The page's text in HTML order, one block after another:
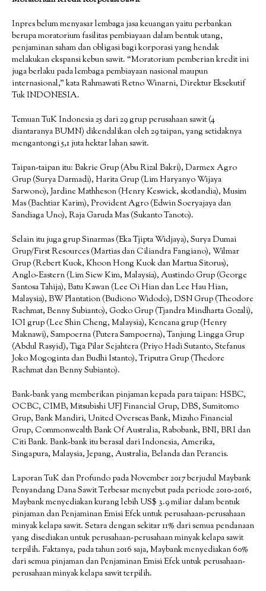
Inpres belum menyasar lembaga jasa keuangan yaitu perbankan
berupa moratorium fasilitas pembiayaan dalam bentuk utang,
penjaminan saham dan obligasi bagi korporasi yang hendak
melakukan ekspansi kebun sawit. “Moratorium pemberian kredit ini
juga berlaku pada lembaga pembiayaan nasional maupun
internasional,” kata Rahmawati Retno Winarni, Direktur Eksekutif
Tuk INDONESIA.
Temuan TuK Indonesia 25 dari 29 grup perusahaan sawit (4
diantaranya BUMN) dikendalikan oleh 29 taipan, yang setidaknya
mengantongi 5,1 juta hektar lahan sawit.
Taipan-taipan itu: Bakrie Grup (Abu Rizal Bakri), Darmex Agro
Grup (Surya Darmadi), Harita Grup (Lim Haryanyo Wijaya
Sarwono), Jardine Mathheson (Henry Keswick, skotlandia), Musim
Mas (Bachtiar Karim), Provident Agro (Edwin Soeryajaya dan
Sandiaga Uno), Raja Garuda Mas (Sukanto Tanoto).
Selain itu juga grup Sinarmas (Eka Tjipta Widjaya), Surya Dumai
Grup/First Resources (Martias dan Ciliandra Fangiano), Wilmar
Grup (Rebert Kuok, Khoon Hong Kuok dan Martua Sitorus),
Anglo-Eastern (Lim Siew Kim, Malaysia), Austindo Grup (George
Santosa Tahija), Batu Kawan (Lee Oi Hian dan Lee Hau Hian,
Malaysia), BW Plantation (Budiono Widodo), DSN Grup (Theodore
Rachmat, Benny Subianto), Gozko Grup (Tjandra Mindharta Gozali),
IOI grup (Lee Shin Cheng, Malaysia), Kencana grup (Henry
Maknawi), Sampoerna (Putera Sampoerna), Tanjung Lingga Grup
(Abdul Rasyid), Tiga Pilar Sejahtera (Priyo Hadi Sutanto, Stefanus
Joko Mogoginta dan Budhi Istanto), Triputra Grup (Thedore
Rachmat dan Benny Subianto).
Bank-bank yang memberikan pinjaman kepada para taipan: HSBC,
OCBC, CIMB, Mitsubishi UFJ Financial Grup, DBS, Sumitomo
Grup, Bank Mandiri, United Overseas Bank, Mizuho Financial
Grup, Commonwealth Bank Of Australia, Rabobank, BNI, BRI dan
Citi Bank. Bank-bank itu berasal dari Indonesia, Amerika,
Singapura, Malaysia, Jepang, Australia, Belanda dan Perancis.
Laporan TuK dan Profundo pada November 2017 berjudul Maybank
Penyandang Dana Sawit Terbesar menyebut pada periode 2010-2016,
Maybank menyediakan kurang lebih US$ 3.9 miliar dalam bentuk
pinjaman dan Penjaminan Emisi Efek untuk perusahaan-perusahaan
minyak kelapa sawit. Setara dengan sekitar 11% dari semua pendanaan
yang disediakan untuk perusahaan-perusahaan minyak kelapa sawit
terpilih. Faktanya, pada tahun 2016 saja, Maybank menyediakan 60%
dari semua pinjaman dan Penjaminan Emisi Efek untuk perusahaan-
perusahaan minyak kelapa sawit terpilih.